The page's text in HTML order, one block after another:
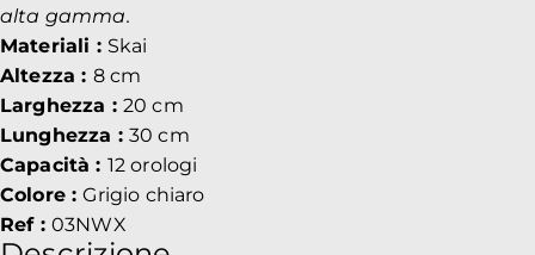
alta gamma.
Materiali : Skai
Altezza : 8 cm
Larghezza : 20 cm
Lunghezza : 30 cm
Capacità : 12 orologi
Colore :Grigio chiaro
Ref : 03NWX